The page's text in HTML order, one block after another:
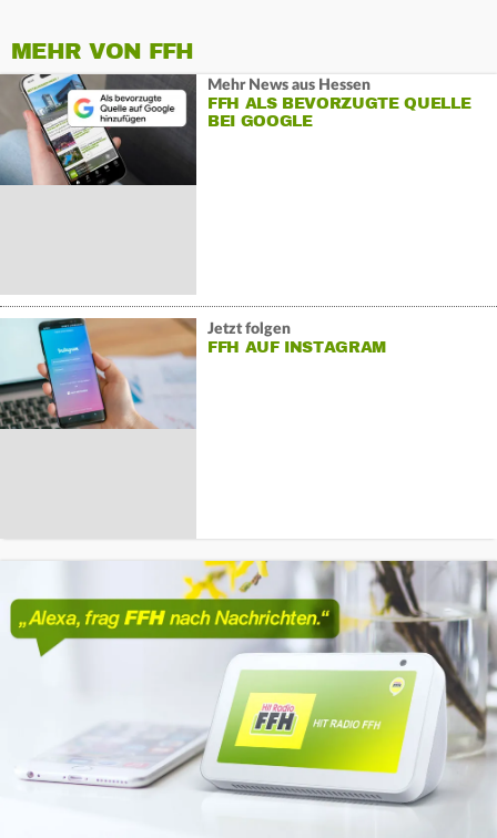
MEHR VON FFH
Mehr News aus Hessen
FFH ALS BEVORZUGTE QUELLE
BEI GOOGLE
Jetzt folgen
FFH AUF INSTAGRAM